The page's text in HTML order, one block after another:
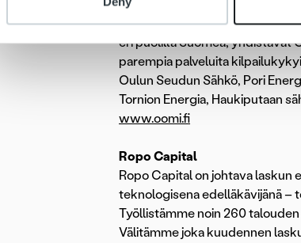
Oomi Energia ja Ensin
Oomi Energia Oy on 1.4.2020
eri puolilta Suomea, yhdistävät
parempia palveluita
Oulun Seudun Sähkö, Pori
Tornion Energia, Haukiputaan
www.oomi.fi
Ropo Capital
Ropo Capital on johtava laskun
teknologisena edelläkävijänä –
Työllistämme noin 260
Välitämme joka kuudennen